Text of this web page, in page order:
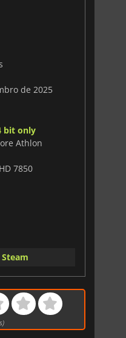
assumir o
Cornelius,
partes da
e
local de ecrã
Concebido
suaves
música natalícia
de 2025
bit only
Athlon
7850